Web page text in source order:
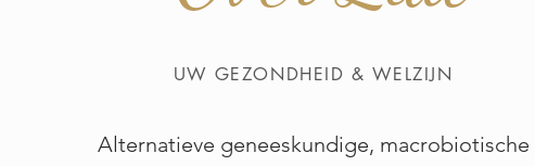
UW GEZONDHEID & WELZIJN
Alternatieve geneeskundige, macrobiotische